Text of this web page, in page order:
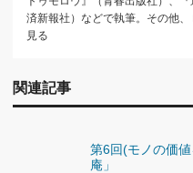
済新報社）などで執筆。その他
見る
関連記事
第6回(モノの価
庵」